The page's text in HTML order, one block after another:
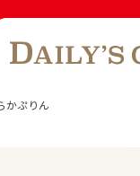
かぷりん